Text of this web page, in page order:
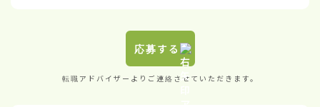
応募する
転職アドバイザーよりご連絡させていただきます。